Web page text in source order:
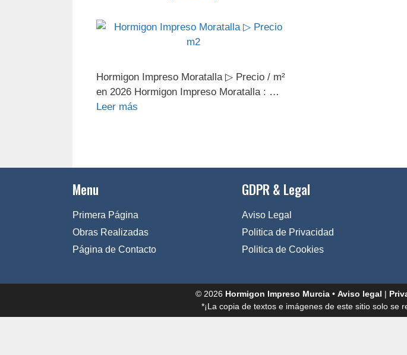
Hormigon Impreso Moratalla ▷ Precio / m²
en 2026 Hormigon Impreso Moratalla : …
Leer más
Menu
Primera Página
Obras Realizadas
Página de Contacto
GDPR & Legal
Aviso Legal
Politica de Privacidad
Politica de Cookies
© 2026 Hormigon Impreso Murcia • Aviso legal |
*¡La copia de textos e imágenes de este sitio solo se